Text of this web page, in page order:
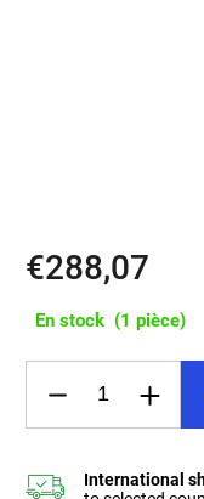
€288,07
En stock (1 pièce)